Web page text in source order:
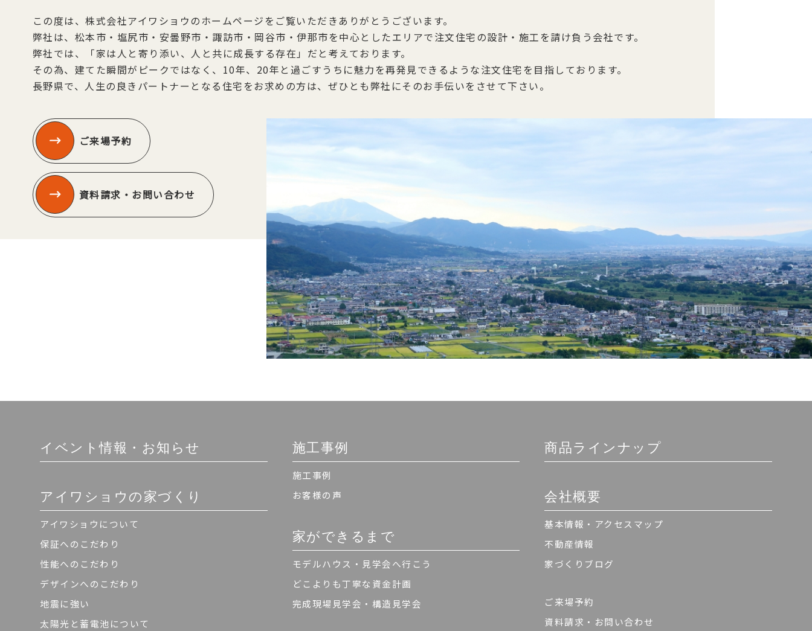
この度は、株式会社アイワショウのホームページをご覧いただきありがとうございます。
弊社は、松本市・塩尻市・安曇野市・諏訪市・岡谷市・伊那市を中心としたエリアで注文住宅の設計・施工を請け負う会社です。
弊社では、「家は人と寄り添い、人と共に成長する存在」だと考えております。
その為、建てた瞬間がピークではなく、10年、20年と過ごすうちに魅力を再発見できるような注文住宅を目指しております。
長野県で、人生の良きパートナーとなる住宅をお求めの方は、ぜひとも弊社にそのお手伝いをさせて下さい。
ご来場予約
資料請求・お問い合わせ
イベント情報・お知らせ
アイワショウの家づくり
アイワショウについて
保証へのこだわり
性能へのこだわり
デザインへのこだわり
地震に強い
太陽光と蓄電池について
施工事例
施工事例
お客様の声
家ができるまで
モデルハウス・見学会へ行こう
どこよりも丁寧な資金計画
完成現場見学会・構造見学会
商品ラインナップ
会社概要
基本情報・アクセスマップ
不動産情報
家づくりブログ
ご来場予約
資料請求・お問い合わせ